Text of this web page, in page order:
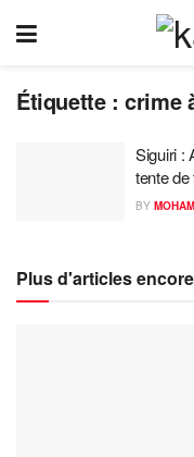
Étiquette :crime
Siguiri :
tente
BY
Plus d'articles encore